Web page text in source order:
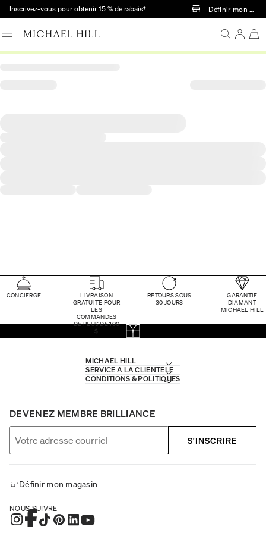
Passer au contenu principal
Inscrivez-vous pour obtenir 15 % de rabais† Définir mon
CONCIERGE
LIVRAISON
GRATUITE POUR
LES
COMMANDES
DE PLUS DE 100
$
RETOURS SOUS
30 JOURS
GARANTIE
DIAMANT
MICHAEL HILL
MICHAEL HILL
SERVICE À LA CLIENTÈLE
CONDITIONS & POLITIQUES
DEVENEZ MEMBRE BRILLIANCE
S'INSCRIRE
Définir mon magasin
NOUS SUIVRE